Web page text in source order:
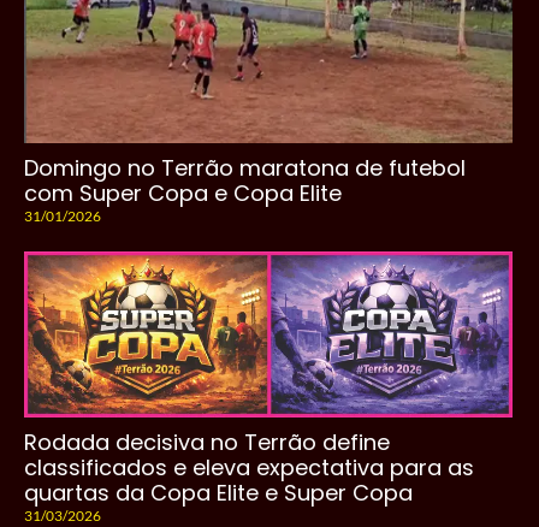
Domingo no Terrão maratona de futebol
com Super Copa e Copa Elite
31/01/2026
Rodada decisiva no Terrão define
classificados e eleva expectativa para as
quartas da Copa Elite e Super Copa
31/03/2026